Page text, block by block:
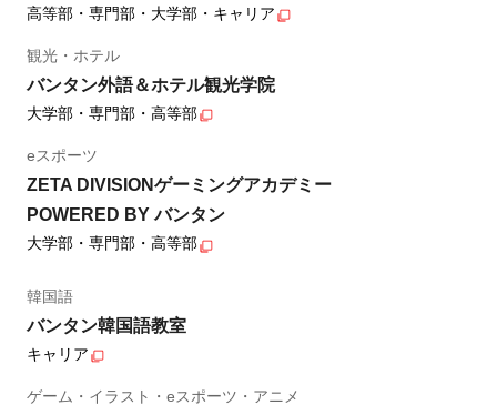
高等部・専門部・大学部・キャリア
観光・ホテル
バンタン外語＆ホテル観光学院
大学部・専門部・高等部
eスポーツ
ZETA DIVISIONゲーミングアカデミー
POWERED BY バンタン
大学部・専門部・高等部
韓国語
バンタン韓国語教室
キャリア
ゲーム・イラスト・eスポーツ・アニメ